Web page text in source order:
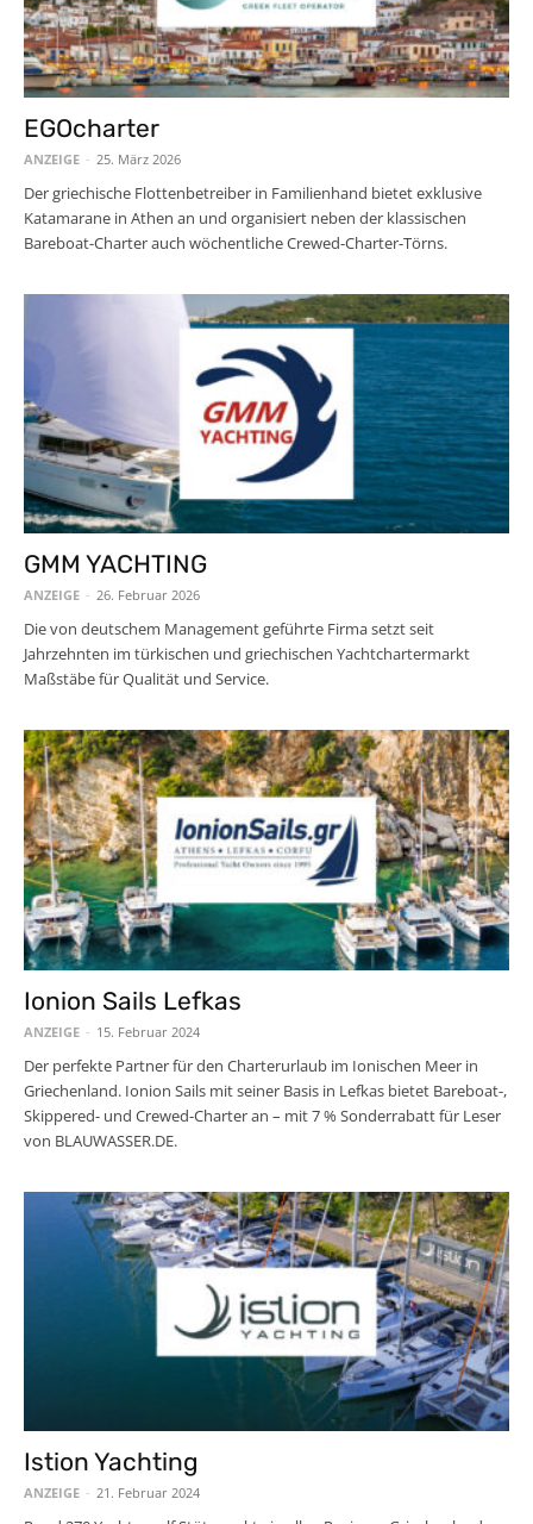
EGOcharter
ANZEIGE - 25. März 2026
Der griechische Flottenbetreiber in Familienhand bietet exklusive
Katamarane in Athen an und organisiert neben der klassischen
Bareboat-Charter auch wöchentliche Crewed-Charter-Törns.
GMM YACHTING
ANZEIGE - 26. Februar 2026
Die von deutschem Management geführte Firma setzt seit
Jahrzehnten im türkischen und griechischen Yachtchartermarkt
Maßstäbe für Qualität und Service.
Ionion Sails Lefkas
ANZEIGE - 15. Februar 2024
Der perfekte Partner für den Charterurlaub im Ionischen Meer in
Griechenland. Ionion Sails mit seiner Basis in Lefkas bietet Bareboat-,
Skippered- und Crewed-Charter an – mit 7 % Sonderrabatt für Leser
von BLAUWASSER.DE.
Istion Yachting
ANZEIGE - 21. Februar 2024